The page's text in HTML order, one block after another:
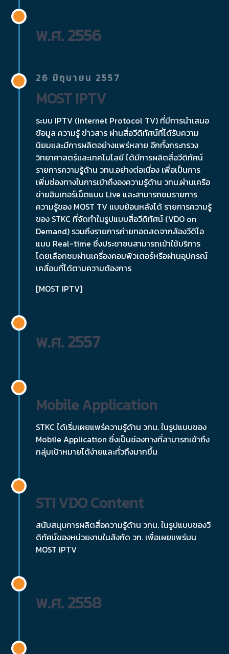
พ.ศ. 2556
26 มิถุนายน 2557
MOST IPTV
ระบบ IPTV (Internet Protocol TV) ที่มีการนำเสนอ
ข้อมูล ความรู้ ข่าวสาร ผ่านสื่อวีดิทัศน์ที่ได้รับความ
นิยมและมีการผลิตอย่างแพร่หลาย อีกทั้งกระทรวง
วิทยาศาสตร์และเทคโนโลยี ได้มีการผลิตสื่อวีดิทัศน์
รายการความรู้ด้าน วทน.อย่างต่อเนื่อง เพื่อเป็นการ
เพิ่มช่องทางในการเข้าถึงองความรู้ด้าน วทน.ผ่านเครือ
ข่ายอินเทอร์เน็ตแบบ Live และสามารถชมรายการ
ความรู้ของ MOST TV แบบย้อนหลังได้ รายการความรู้
ของ STKC ที่จัดทำในรูปแบบสื่อวีดิทัศน์ (VDO on
Demand) รวมถึงรายการถ่ายทอดสดจากล้องวีดิโอ
แบบ Real-time ซึ่งประชาชนสามารถเข้าใช้บริการ
โดยเลือกชมผ่านเครื่องคอมพิวเตอร์หรือผ่านอุปกรณ์
เคลื่อนที่ได้ตามความต้องการ
[MOST IPTV]
พ.ศ. 2557
Mobile Application
STKC ได้เริ่มเผยแพร่ความรู้ด้าน วทน. ในรูปแบบของ
Mobile Application ซึ่งเป็นช่องทางที่สามารถเข้าถึง
กลุ่มเป้าหมายได้ง่ายและทั่วถึงมากขึ้น
STI VDO Content
สนับสนุนการผลิตสื่อความรู้ด้าน วทน. ในรูปแบบของวี
ดิทัศน์ของหน่วยงานในสังกัด วท. เพื่อเผยแพร่บน
MOST IPTV
พ.ศ. 2558